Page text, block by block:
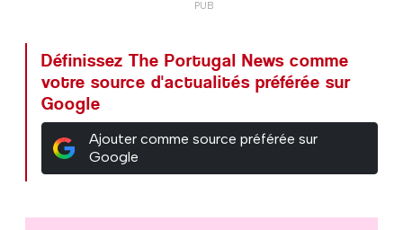
Définissez The Portugal News comme
votre source d'actualités préférée sur
Google
Ajouter comme source préférée sur
Google